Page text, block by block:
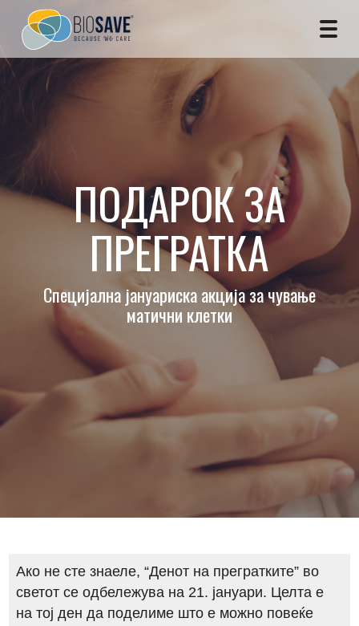
ПОДАРОК ЗА
ПРЕГРАТКА
Специјална јануариска акција за чување
матични клетки
Ако не сте знаеле, “Денот на прегратките” во
светот се одбележува на 21. јануари. Целта е
на тој ден да поделиме што е можно повеќе